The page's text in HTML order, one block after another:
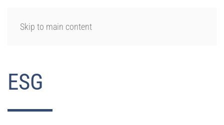
Skip to main content
ESG